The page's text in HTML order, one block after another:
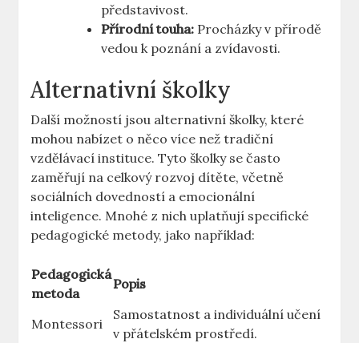
představivost.
Přírodní touha: Procházky v přírodě
vedou k poznání a zvídavosti.
Alternativní školky
Další možností jsou alternativní školky, které
mohou nabízet o něco více než tradiční
vzdělávací instituce. Tyto školky se často
zaměřují na celkový rozvoj dítěte, včetně
sociálních dovedností a emocionální
inteligence. Mnohé z nich uplatňují specifické
pedagogické metody, jako například:
Pedagogická
metoda
Popis
Montessori
Samostatnost a individuální učení
v přátelském prostředí.